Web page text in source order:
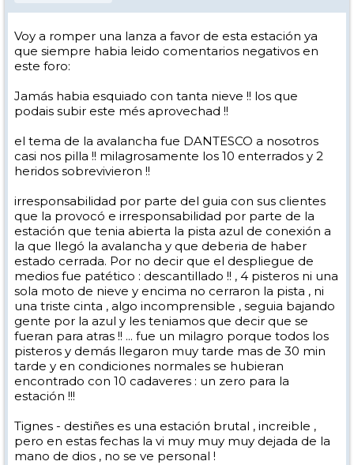
Voy a romper una lanza a favor de esta estación ya
que siempre habia leido comentarios negativos en
este foro:
Jamás habia esquiado con tanta nieve !! los que
podais subir este més aprovechad !!
el tema de la avalancha fue DANTESCO a nosotros
casi nos pilla !! milagrosamente los 10 enterrados y 2
heridos sobrevivieron !!
irresponsabilidad por parte del guia con sus clientes
que la provocó e irresponsabilidad por parte de la
estación que tenia abierta la pista azul de conexión a
la que llegó la avalancha y que deberia de haber
estado cerrada. Por no decir que el despliegue de
medios fue patético : descantillado !! , 4 pisteros ni una
sola moto de nieve y encima no cerraron la pista , ni
una triste cinta , algo incomprensible , seguia bajando
gente por la azul y les teniamos que decir que se
fueran para atras !! ... fue un milagro porque todos los
pisteros y demás llegaron muy tarde mas de 30 min
tarde y en condiciones normales se hubieran
encontrado con 10 cadaveres : un zero para la
estación !!!
Tignes - destiñes es una estación brutal , increible ,
pero en estas fechas la vi muy muy muy dejada de la
mano de dios , no se ve personal !